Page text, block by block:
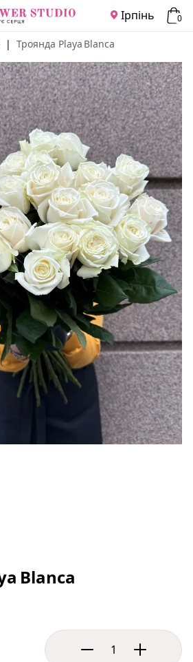
Ірпінь 0
| Троянда Playa Blanca
Blanca